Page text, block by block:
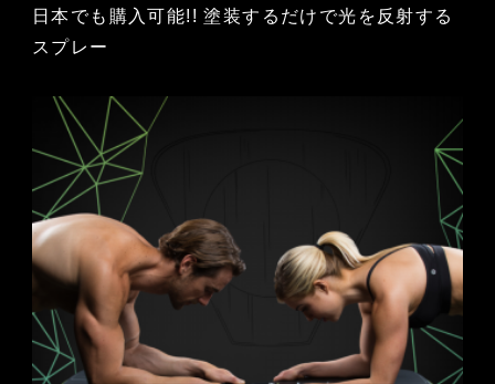
日本でも購入可能!! 塗装するだけで光を反射する
スプレー